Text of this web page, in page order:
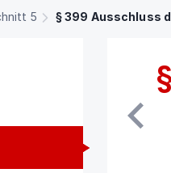
5 § 399 Ausschluss